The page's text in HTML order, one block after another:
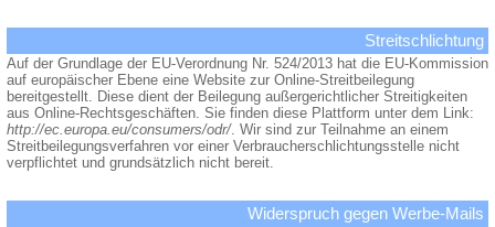
Streitschlichtung
Auf der Grundlage der EU-Verordnung Nr. 524/2013 hat die EU-Kommission
auf europäischer Ebene eine Website zur Online-Streitbeilegung
bereitgestellt. Diese dient der Beilegung außergerichtlicher Streitigkeiten
aus Online-Rechtsgeschäften. Sie finden diese Plattform unter dem Link:
http://ec.europa.eu/consumers/odr/. Wir sind zur Teilnahme an einem
Streitbeilegungsverfahren vor einer Verbraucherschlichtungsstelle nicht
verpflichtet und grundsätzlich nicht bereit.
Widerspruch gegen Werbe-Mails